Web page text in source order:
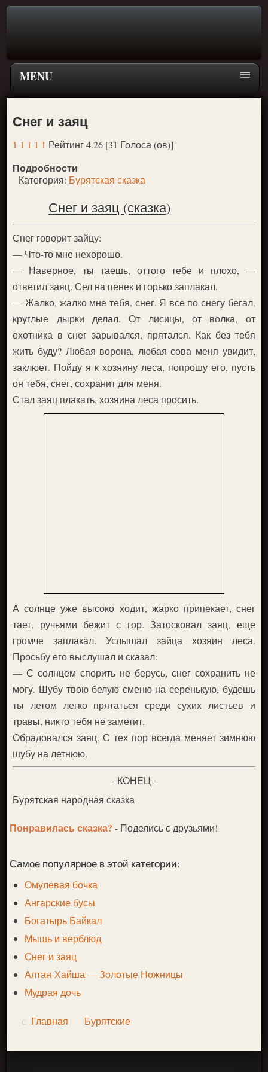
MENU
Главная страница
Поиск
ПЕРЕЙТИ К ГЛАВНОМУ МЕНЮ СКАЗОК
Новое
Снег и заяц
1 1 1 1 1 Рейтинг 4.26 [31 Голоса (ов)]
Подробности
Категория: Бурятская сказка
Снег и заяц (сказка)
Снег говорит зайцу:
— Что-то мне нехорошо.
— Наверное, ты таешь, оттого тебе и плохо, —
ответил заяц. Сел на пенек и горько заплакал.
— Жалко, жалко мне тебя, снег. Я все по снегу бегал,
круглые дырки делал. От лисицы, от волка, от
охотника в снег зарывался, прятался. Как без тебя
жить буду? Любая ворона, любая сова меня увидит,
заклюет. Пойду я к хозяину леса, попрошу его, пусть
он тебя, снег, сохранит для меня.
Стал заяц плакать, хозяина леса просить.
А солнце уже высоко ходит, жарко припекает, снег
тает, ручьями бежит с гор. Затосковал заяц, еще
громче заплакал. Услышал зайца хозяин леса.
Просьбу его выслушал и сказал:
— С солнцем спорить не берусь, снег сохранить не
могу. Шубу твою белую сменю на серенькую, будешь
ты летом легко прятаться среди сухих листьев и
травы, никто тебя не заметит.
Обрадовался заяц. С тех пор всегда меняет зимнюю
шубу на летнюю.
- КОНЕЦ -
Бурятская народная сказка
Понравилась сказка?- Поделись с друзьями!
Самое популярное в этой категории:
Омулевая бочка
Ангарские бусы
Богатырь Байкал
Мышь и верблюд
Снег и заяц
Алтан-Хайша — Золотые Ножницы
Мудрая дочь
Главная Бурятские